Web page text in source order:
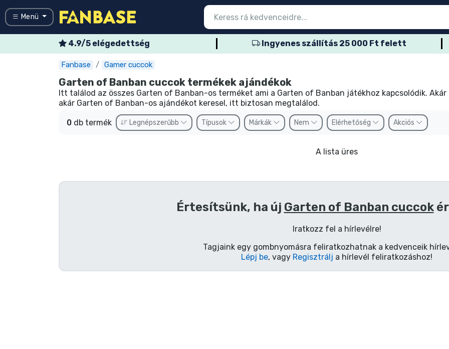
Menü
4.9/5 elégedettség Ingyenes szállítás 25 000 Ft felett
Fanbase Gamer cuccok
Garten of Banban cuccok termékek ajándékok
Itt találod az összes Garten of Banban-os terméket ami a Garten of Banban játékhoz kapcsolódik.
akár Garten of Banban-os ajándékot keresel, itt biztosan megtalálod.
0 db termék Legnépszerűbb Típusok Márkák Nem Elérhetőség Akciós
A lista üres
Értesítsünk, ha új Garten of Banban cuccok
Iratkozz fel a hírlevélre!
Tagjaink egy gombnyomásra feliratkozhatnak a kedvenceik
Lépj be, vagy Regisztrálj a hírlevél feliratkozáshoz!
Menü
Legújabb cuccok
Akciós ajánlatok
Outlet cuccok
Sorozatos cuccok
Vissza a főmenübe
Vissza a főmenübe
Vissza a főmenübe
Vissza a főmenübe
Vissza a főmenübe
Vissza a főmenübe
Vissza a főmenübe
Vissza a főmenübe
Vissza a főmenübe